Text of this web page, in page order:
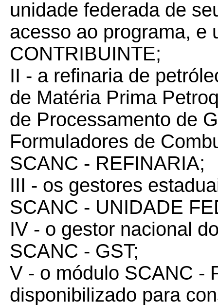
unidade federada de
acesso ao programa, e
CONTRIBUINTE;
II - a refinaria de
de Matéria Prima
de Processamento de
Formuladores de
SCANC - REFINARIA;
III - os gestores
SCANC - UNIDADE
IV - o gestor nacional
SCANC - GST;
V - o módulo SCANC -
disponibilizado para